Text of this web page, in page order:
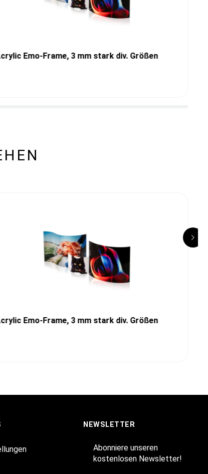
Emo-Frame, 3 mm stark div. Größen
Emo-Frame, 3 mm stark div. Größen
NEWSLETTER
Abonniere unseren
kostenlosen Newsletter!